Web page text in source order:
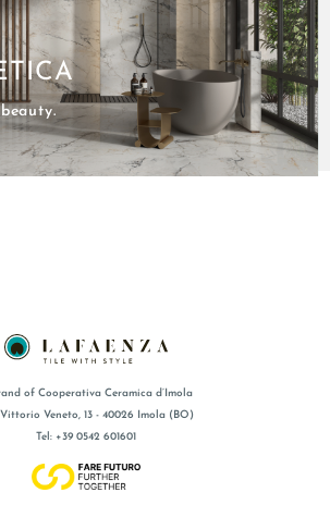
of Cooperativa Ceramica d’Imola
Veneto, 13 - 40026 Imola (BO)
Tel: +39 0542 601601